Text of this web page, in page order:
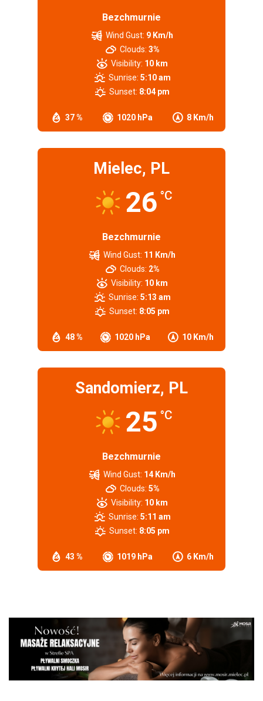
Bezchmurnie
37 % 1020 hPa 8 Km/h
Wind Gust: 9 Km/h
Clouds: 3%
Visibility: 10 km
Sunrise: 5:10 am
Sunset: 8:04 pm
Mielec, PL
26 °C
Bezchmurnie
48 % 1020 hPa 10 Km/h
Wind Gust: 11 Km/h
Clouds: 2%
Visibility: 10 km
Sunrise: 5:13 am
Sunset: 8:05 pm
Sandomierz, PL
25 °C
Bezchmurnie
43 % 1019 hPa 6 Km/h
Wind Gust: 14 Km/h
Clouds: 5%
Visibility: 10 km
Sunrise: 5:11 am
Sunset: 8:05 pm